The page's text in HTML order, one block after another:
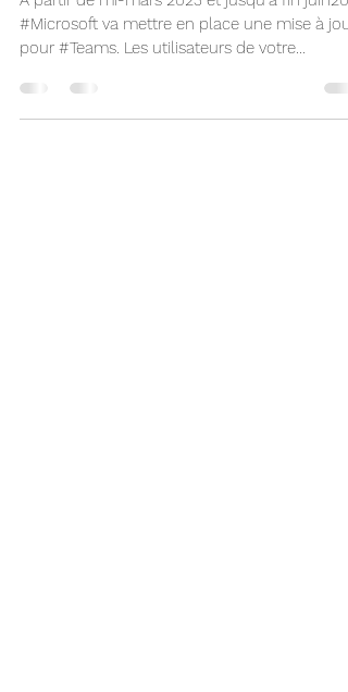
!
À partir de mi-mars 2023 et jusqu’à fin
#Microsoft va mettre en place une mise à jour